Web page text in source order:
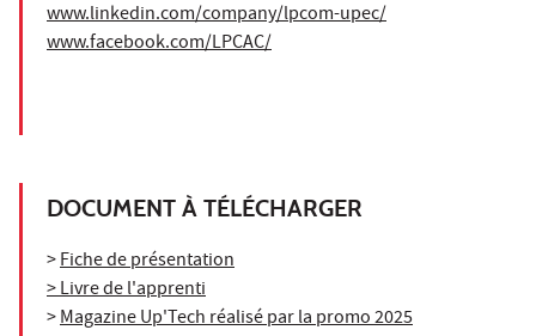
www.linkedin.com/company/lpcom-upec/
www.facebook.com/LPCAC/
DOCUMENT À TÉLÉCHARGER
>Fiche de présentation
> Livre de l'apprenti
>Magazine Up'Tech réalisé par la promo 2025